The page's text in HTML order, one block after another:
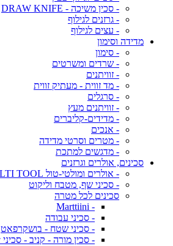
- סכין משיכה - DRAW KNIFE
- גרזנים לגילוף
- עצים לגילוף
מדידה וסימון
- סימון
- שרדים ומשרטים
- זוויתנים
- מד זווית - מעתיק זווית
- סרגלים
- זוויתנים מעץ
- מדידים-קליברים
- אנכים
- מטרים וסרטי מדידה
- מדגשים למתכת
סכינים, אולרים וגרזנים
- אולרים ומולטי-טול MULTI TOOL
- סכיני שף, מטבח וליקוט
סכינים לכל מטרה
- Marttiini
- סכיני עבודה
- סכיני שטח - בושקרפאט
- סכין מורה - קניב - סכיני Morakniv